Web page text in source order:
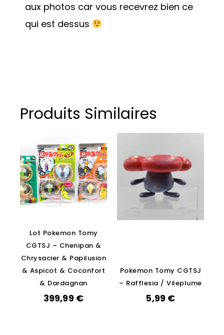
aux photos car vous recevrez bien ce
qui est dessus
Produits Similaires
Lot Pokemon Tomy
CGTSJ – Chenipan &
Chrysacier & Papilusion
& Aspicot & Coconfort
& Dardagnan
399,99 €
Pokemon Tomy CGTSJ
– Rafflesia / Vileplume
5,99 €